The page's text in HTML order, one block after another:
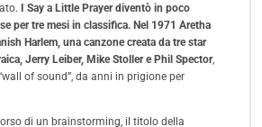
I Say a Little Prayer diventò in poco
per tre mesi in classifica. Nel 1971 Aretha
Harlem, una canzone creata da tre star
Jerry Leiber, Mike Stoller e Phil Spector,
of sound”, da anni in prigione per
di un brainstorming, il titolo della